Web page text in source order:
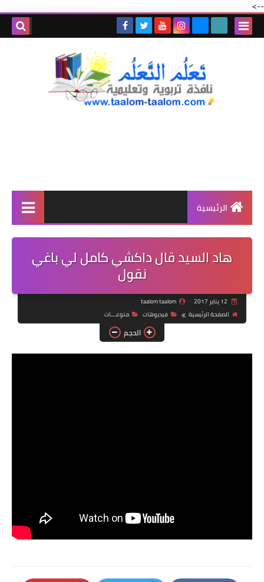
-->
الرئيسية
هاد السيد قال داكشي كامل لي باغي
نقول
taalom taalom
الصفحة الرئيسية
فيديوهات منوعـــات
الحجم